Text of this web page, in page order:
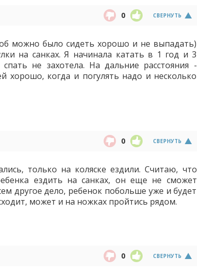
СВЕРНУТЬ
0
можно было сидеть хорошо и не выпадать)
на санках. Я начинала катать в 1 год и 3
не захотела. На дальние расстояния -
хорошо, когда и погулять надо и несколько
СВЕРНУТЬ
0
только на коляске ездили. Считаю, что
ездить на санках, он еще не сможет
другое дело, ребенок побольше уже и будет
может и на ножках пройтись рядом.
СВЕРНУТЬ
0